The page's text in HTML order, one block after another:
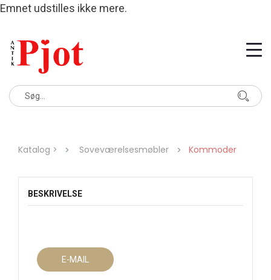
Emnet udstilles ikke mere.
Katalog > Soveværelsesmøbler Kommoder
BESKRIVELSE
E-MAIL